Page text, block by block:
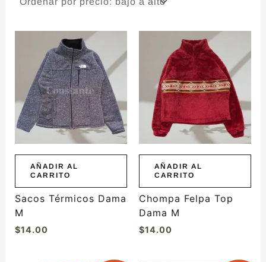
AÑADIR AL
CARRITO
Sacos Térmicos Dama
M
$14.00
AÑADIR AL
CARRITO
Chompa Felpa Top
Dama M
$14.00